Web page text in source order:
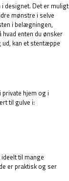
designet. Det er muligt
mønstre i selve
i belægningen,
enten du ønsker
kan et stentæppe
hjem og i
til gulve i:
til mange
er praktisk og ser